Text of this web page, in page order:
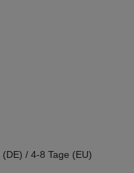
/ 4-8 Tage (EU)